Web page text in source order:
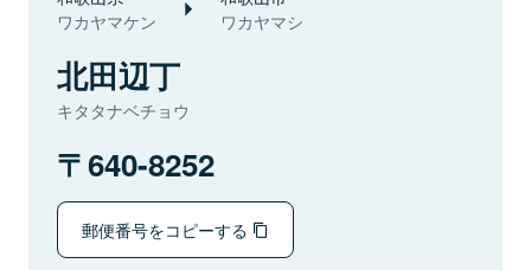
ワカヤマケン ワカヤマシ
北田辺丁
キタタナベチョウ
640-8252
郵便番号をコピーする